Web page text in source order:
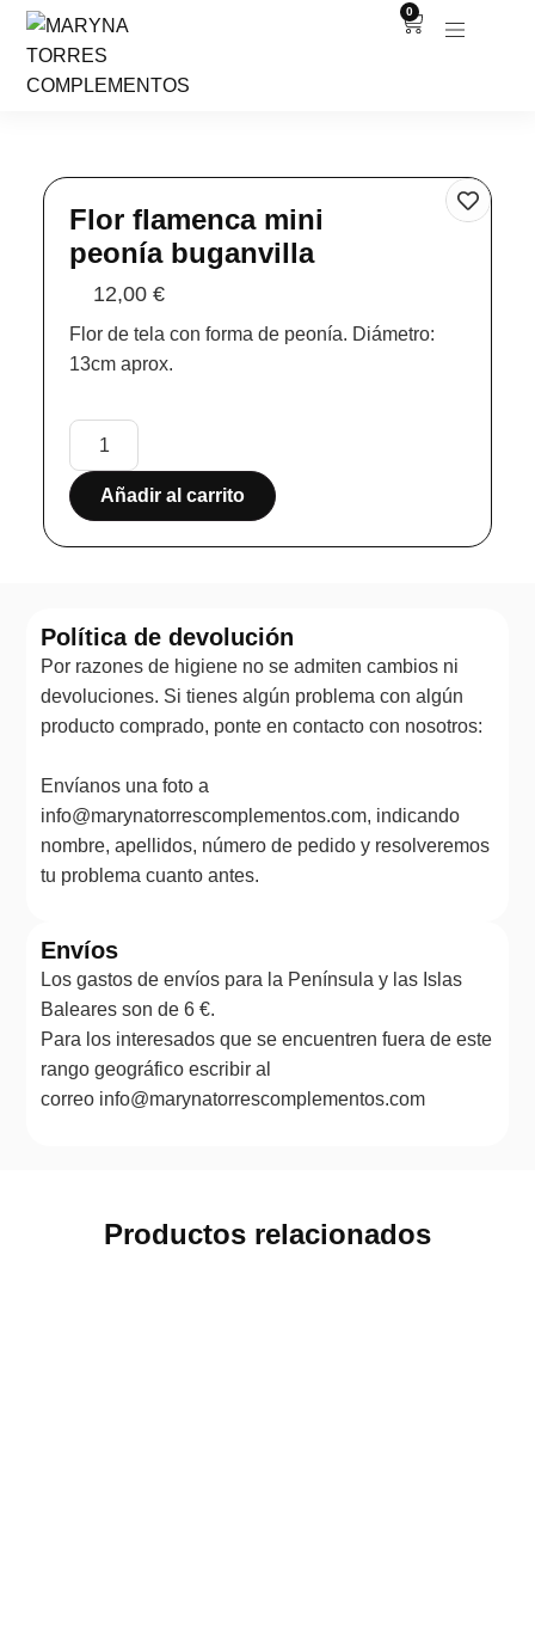
0
Flor flamenca mini
peonía buganvilla
12,00€
Flor de tela con forma de peonía. Diámetro:
13cm aprox.
Añadir al carrito
Política de devolución
Por razones de higiene no se admiten cambios ni
devoluciones. Si tienes algún problema con algún
producto comprado, ponte en contacto con nosotros:
Envíanos una foto a
info@marynatorrescomplementos.com, indicando
nombre, apellidos, número de pedido y resolveremos
tu problema cuanto antes.
Envíos
Los gastos de envíos para la Península y las Islas
Baleares son de 6 €.
Para los interesados que se encuentren fuera de este
rango geográfico escribir al
correo info@marynatorrescomplementos.com
Productos relacionados